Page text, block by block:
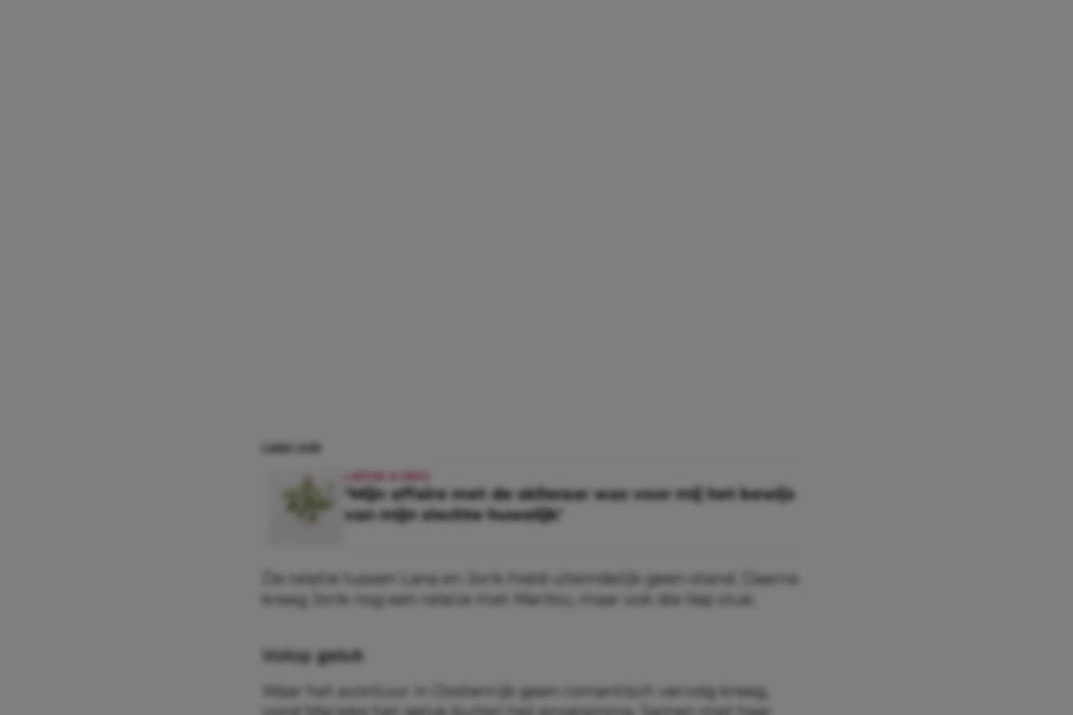
Lees ook
‘Mijn affaire met de skileraar was voor mij het bewijs
van mijn slechte huwelijk’
De relatie tussen Lana en Jorik hield uiteindelijk geen stand. Daarna
kreeg Jorik nog een relatie met Marilou, maar ook die liep stuk.
Volop geluk
Waar het avontuur in Oostenrijk geen romantisch vervolg kreeg,